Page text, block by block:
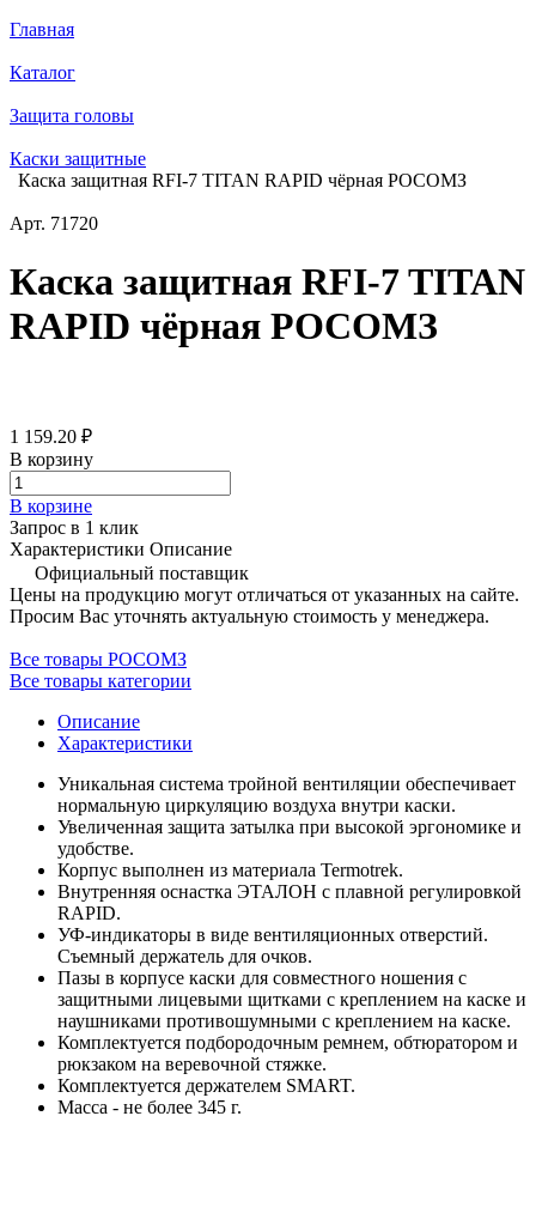
Главная
Каталог
Защита головы
Каски защитные
Каска защитная RFI-7 TITAN RAPID чёрная РОСОМЗ
Арт. 71720
Каска защитная RFI-7 TITAN
RAPID чёрная РОСОМЗ
1 159.20 ₽
В корзину
В корзине
Запрос в 1 клик
Характеристики Описание
Официальный поставщик
Цены на продукцию могут отличаться от указанных на сайте.
Просим Вас уточнять актуальную стоимость у менеджера.
Все товары РОСОМЗ
Все товары категории
Описание
Характеристики
Уникальная система тройной вентиляции обеспечивает
нормальную циркуляцию воздуха внутри каски.
Увеличенная защита затылка при высокой эргономике и
удобстве.
Корпус выполнен из материала Termotrek.
Внутренняя оснастка ЭТАЛОН с плавной регулировкой
RAPID.
УФ-индикаторы в виде вентиляционных отверстий.
Съемный держатель для очков.
Пазы в корпусе каски для совместного ношения с
защитными лицевыми щитками с креплением на каске и
наушниками противошумными с креплением на каске.
Комплектуется подбородочным ремнем, обтюратором и
рюкзаком на веревочной стяжке.
Комплектуется держателем SMART.
Масса - не более 345 г.